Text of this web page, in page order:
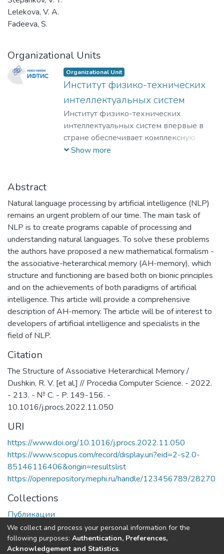
Lelekova, V. A.
Fadeeva, S.
Organizational Units
Organizational Unit
Институт физико-техничеcких
интеллектуальных систем
Институт физико-технических
интеллектуальных систем впервые в
стране обеспечивает комплексную
подготовку специалистов по созданию
середины 21 века. ИФТИС реализует
«дуальную» модель образования, в
рамках которой направляет студентов
на стажировку и выпускников для
трудоустройства на передовые
предприятия, занятые созданием
инновационных киберфизических
продуктов, в первую очередь, на
предприятия ГК «Росатом». Основным
индустриальным партнером ИФТИС
является ведущее предприятие ГК
«Росатом» — ФГУП «ВНИИА им. Н.Л.
Show more
Abstract
Natural language processing by artificial intelligence (NLP)
remains an urgent problem of our time. The main task of
NLP is to create programs capable of processing and
understanding natural languages. To solve these problems
the authors have proposed a new mathematical formalism -
the associative-heterarchical memory (AH-memory), which
structure and functioning are based both on bionic principles
and on the achievements of both paradigms of artificial
intelligence. This article will provide a comprehensive
description of AH-memory. The article will be of interest to
developers of artificial intelligence and specialists in the
field of NLP.
Citation
The Structure of Associative Heterarchical Memory /
Dushkin, R. V. [et al.] // Procedia Computer Science. - 2022.
- 213. - № C. - P. 149-156. -
10.1016/j.procs.2022.11.050
URI
https://www.doi.org/10.1016/j.procs.2022.11.050
https://www.scopus.com/record/display.uri?eid=2-s2.0-
85146116406&origin=resultslist
https://openrepository.mephi.ru/handle/123456789/28270
Collections
Публикации
Full item page
We collect and process your personal information for the
following purposes: Authentication, Preferences,
Acknowledgement and Statistics.